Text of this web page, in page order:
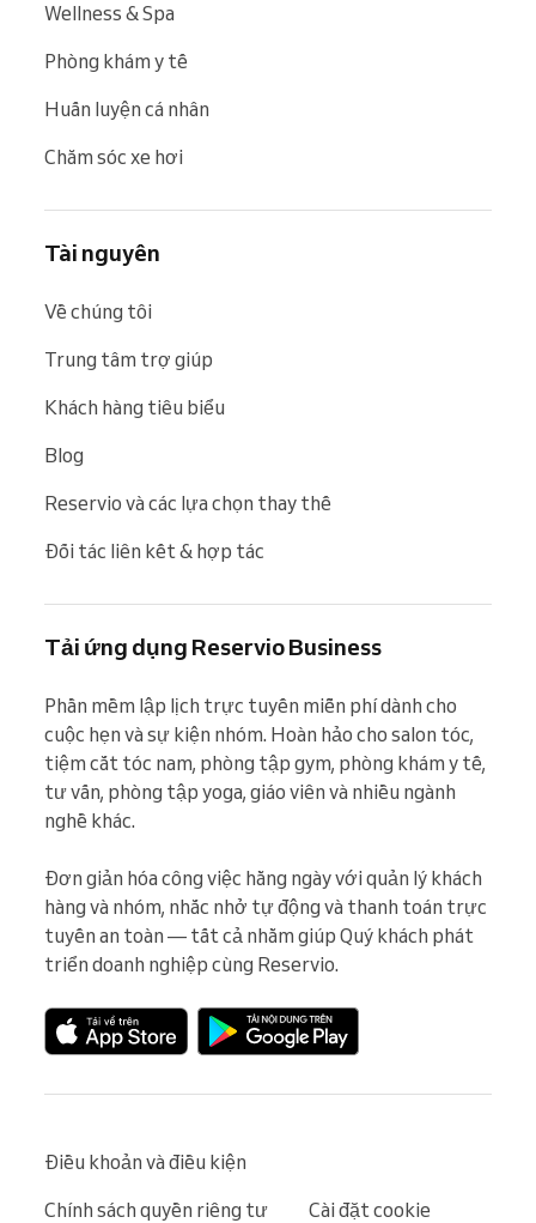
Wellness & Spa
Phòng khám y tế
Huấn luyện cá nhân
Chăm sóc xe hơi
Tài nguyên
Về chúng tôi
Trung tâm trợ giúp
Khách hàng tiêu biểu
Blog
Reservio và các lựa chọn thay thế
Đối tác liên kết & hợp tác
Tải ứng dụng Reservio Business
Phần mềm lập lịch trực tuyến miễn phí dành cho
cuộc hẹn và sự kiện nhóm. Hoàn hảo cho salon tóc,
tiệm cắt tóc nam, phòng tập gym, phòng khám y tế,
tư vấn, phòng tập yoga, giáo viên và nhiều ngành
nghề khác.
Đơn giản hóa công việc hằng ngày với quản lý khách
hàng và nhóm, nhắc nhở tự động và thanh toán trực
tuyến an toàn — tất cả nhằm giúp Quý khách phát
triển doanh nghiệp cùng Reservio.
Điều khoản và điều kiện
Chính sách quyền riêng tư
Cài đặt cookie